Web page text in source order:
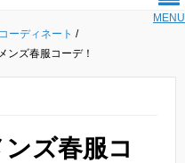
MENU
コーディネート /
ンズ春服コーデ！
ズ春服コ